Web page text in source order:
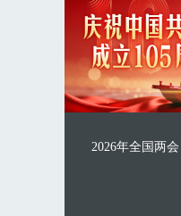
2026年全国两会